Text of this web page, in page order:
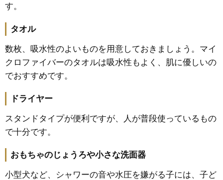
す。
タオル
数枚、吸水性のよいものを用意しておきましょう。マイ
クロファイバーのタオルは吸水性もよく、肌に優しいの
でおすすめです。
ドライヤー
スタンドタイプが便利ですが、人が普段使っているもの
で十分です。
おもちゃのじょうろや小さな洗面器
小型犬など、シャワーの音や水圧を嫌がる子には、子ど